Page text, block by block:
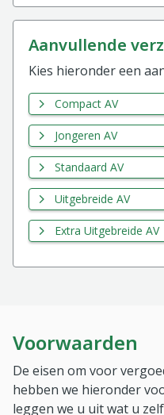
aanvullende
Kies hieronder een
Compact AV
Jongeren AV
Standaard AV
Uitgebreide AV
Extra Uitgebreide AV
Voorwaarden
De eisen om voor
hebben we hieronder
leggen we u uit wat u